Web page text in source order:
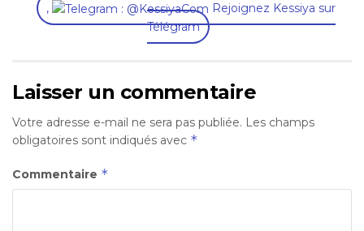
,
Rejoignez Kessiya sur
Télégram
Laisser un commentaire
Votre adresse e-mail ne sera pas publiée. Les champs
obligatoires sont indiqués avec *
Commentaire *